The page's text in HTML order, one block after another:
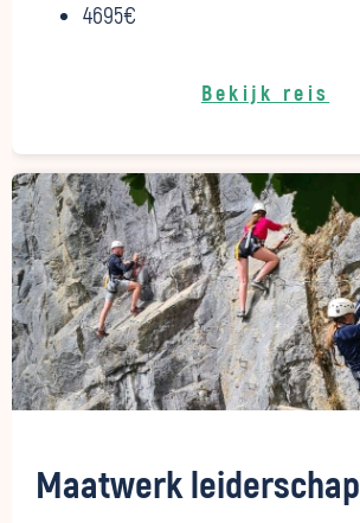
4695€
Bekijk reis
Maatwerk leiderschap